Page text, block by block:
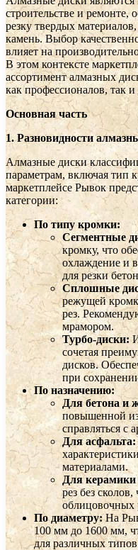
строительстве и
резку твердых
камень. Выбор
влияет на
В этом контексте
ассортимент алмазных
как профессионалов, так
Основная часть
1. Разновидности
Алмазные диски
параметрам, включая тип
маркетплейсе Рывок
категории:
По типу кромки:
Сегментные
кромку, что
охлаждение и
для резки
Сплошные
режущей
рез.
мрамором.
Турбо-диски:
сочетая
дисков.
при
По назначению:
Для бетона и
повышенной
справляться с
Для асфальта:
материалами.
Для
рез без
облицовочных
По диаметру:На
100 мм до 1600 мм,
для различных